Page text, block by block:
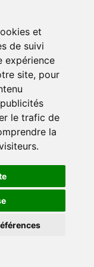
et
de suivi
expérience
site, pour
le trafic de
la